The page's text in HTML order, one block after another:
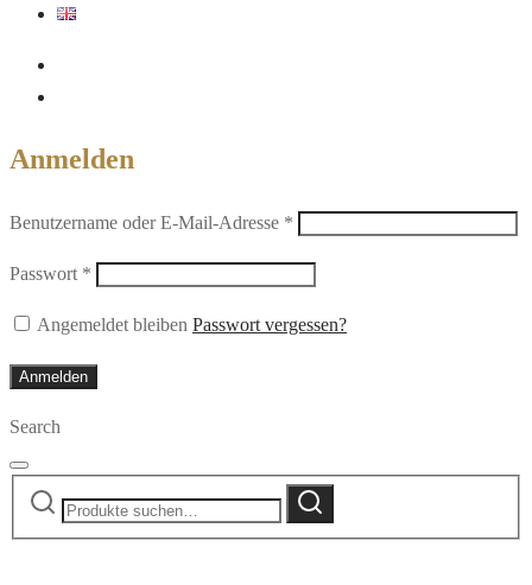
Anmelden
Benutzername oder E-Mail-Adresse *
Passwort *
Angemeldet bleiben Passwort vergessen?
Anmelden
Search
Suche
Suche